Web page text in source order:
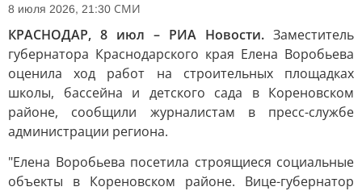
8 июля 2026, 21:30 СМИ
КРАСНОДАР, 8 июл – РИА Новости. Заместитель
губернатора Краснодарского края Елена Воробьева
оценила ход работ на строительных площадках
школы, бассейна и детского сада в Кореновском
районе, сообщили журналистам в пресс-службе
администрации региона.
"Елена Воробьева посетила строящиеся социальные
объекты в Кореновском районе. Вице-губернатор